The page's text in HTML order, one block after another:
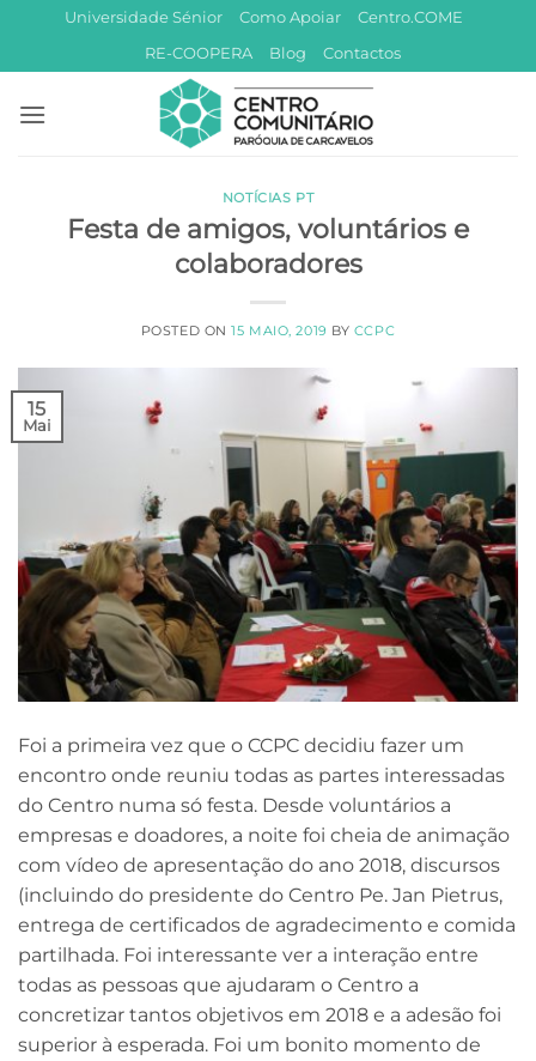
content
Universidade Sénior Como Apoiar
Centro.COME
RE-COOPERA
Blog Contactos
NOTÍCIAS PT
Festa de amigos, voluntários e
colaboradores
POSTED ON15 MAIO, 2019 BY CCPC
15
Mai
Foi a primeira vez que o CCPC decidiu fazer um
encontro onde reuniu todas as partes interessadas
do Centro numa só festa. Desde voluntários a
empresas e doadores, a noite foi cheia de animação
com vídeo de apresentação do ano 2018, discursos
(incluindo do presidente do Centro Pe. Jan Pietrus,
entrega de certificados de agradecimento e comida
partilhada. Foi interessante ver a interação entre
todas as pessoas que ajudaram o Centro a
concretizar tantos objetivos em 2018 e a adesão foi
superior à esperada. Foi um bonito momento de